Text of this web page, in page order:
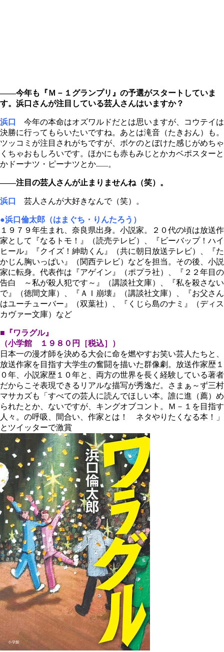
――今年も『Ｍ－１グランプリ』の予選がスタートしていま
す。浜口さんが注目している芸人さんはいますか？
浜口
今年の本命はオズワルドだとは思いますが、コウテイは
決勝に行ってもらいたいですね。あとは滝音（たきおん）も。
ツッコミが注目されがちですが、ボケのとぼけた感じがめちゃ
くちゃおもしろいです。ほかにも赤もみじとかカベポスターと
かドーナツ・ピーナツとか......。
――注目の芸人さんが止まりませんね（笑）。
浜口 芸人さんが大好きなんで（笑）。
●浜口倫太郎（はまぐち・りんたろう）
１９７９年生まれ、奈良県出身。小説家。２０代の頃は放送作
家として『なるトモ！』（読売テレビ）、『ビーバップ！ハイ
ヒール』『クイズ！紳助くん』（共に朝日放送テレビ）、『た
かじん胸いっぱい』（関西テレビ）などを担当。その後、小説
家に転身。代表作は『アゲイン』（ポプラ社）、『２２年目の
告白 ～私が殺人犯です～』（講談社文庫）、『私を殺さない
で』（徳間文庫）、『ＡＩ崩壊』（講談社文庫）、『お父さん
はユーチューバー』（双葉社）、『くじら島のナミ』（ディス
カヴァー文庫）など
■『ワラグル』
（小学館 １９８０円［税込］）
日本一の漫才師を決める大会に命を燃やすお笑い芸人たちと、
放送作家を目指す大学生の奮闘を描いた群像劇。放送作家歴１
０年、小説家歴１０年と、両方の世界を長く経験している著者
だからこそ表現できるリアルな描写が秀逸だ。さまぁ～ず三村
マサカズも「すべての芸人に読んでほしい本。誰に進（薦）め
られたとか、ないですが、キングオブコント。Ｍ－１を目指す
人々。の呼吸、間合い、作家とは！ ネタやりたくなる本！」
とツイッターで激賞